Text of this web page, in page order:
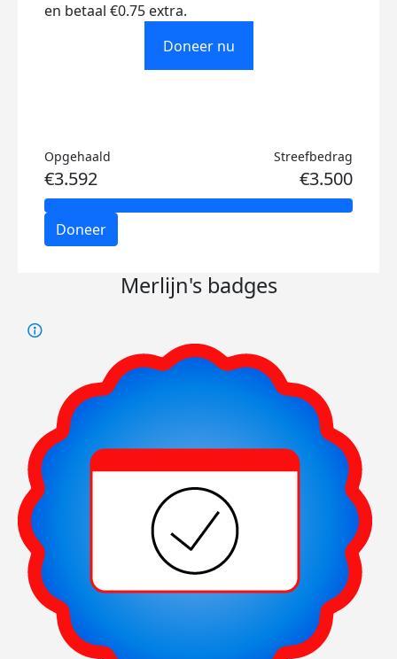
en betaal €0.75 extra.
Doneer nu
Opgehaald
€3.592
Streefbedrag
€3.500
Doneer
Merlijn's badges